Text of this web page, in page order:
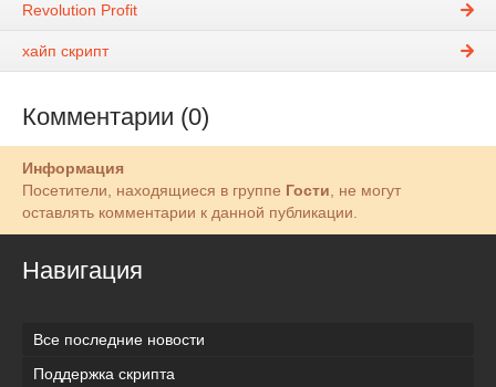
Revolution Profit
хайп скрипт
Комментарии (0)
Информация
Посетители, находящиеся в группе Гости, не могут
оставлять комментарии к данной публикации.
Навигация
Все последние новости
Поддержка скрипта